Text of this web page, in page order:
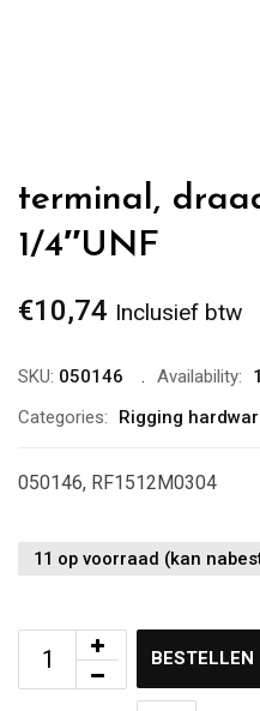
terminal,
1/4″UNF
€10,74 Inclusief btw
SKU: 050146 Availability:
Categories:
Rigging
050146, RF1512M0304
11 op voorraad (kan